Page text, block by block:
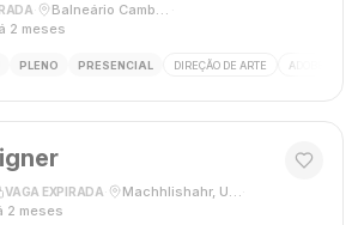
Balneário Camboriú, SC, Brasil
2 meses
PLENO PRESENCIAL DIREÇÃO DE ARTE ADOBE
VAGA EXPIRADA Machhlishahr, Uttar Pradesh, Índia
2 meses